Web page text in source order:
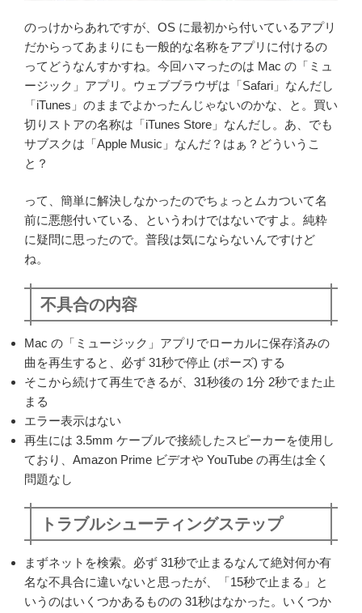
のっけからあれですが、OS に最初から付いているアプリ
だからってあまりにも一般的な名称をアプリに付けるの
ってどうなんすかすね。今回ハマったのは Mac の「ミュ
ージック」アプリ。ウェブブラウザは「Safari」なんだし
「iTunes」のままでよかったんじゃないのかな、と。買い
切りストアの名称は「iTunes Store」なんだし。あ、でも
サブスクは「Apple Music」なんだ？はぁ？どういうこ
と？
って、簡単に解決しなかったのでちょっとムカついて名
前に悪態付いている、というわけではないですよ。純粋
に疑問に思ったので。普段は気にならないんですけど
ね。
不具合の内容
Mac の「ミュージック」アプリでローカルに保存済みの
曲を再生すると、必ず 31秒で停止 (ポーズ) する
そこから続けて再生できるが、31秒後の 1分 2秒でまた止
まる
エラー表示はない
再生には 3.5mm ケーブルで接続したスピーカーを使用し
ており、Amazon Prime ビデオや YouTube の再生は全く
問題なし
トラブルシューティングステップ
まずネットを検索。必ず 31秒で止まるなんて絶対何か有
名な不具合に違いないと思ったが、「15秒で止まる」と
いうのはいくつかあるものの 31秒はなかった。いくつか